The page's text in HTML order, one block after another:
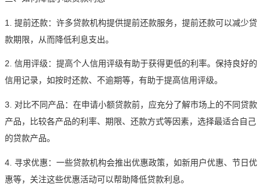
1. 提前还款：许多贷款机构提供提前还款服务，提前还款可以减少贷
款期限，从而降低利息支出。
2. 信用评级：提高个人信用评级有助于获得更低的利率。保持良好的
信用记录，如按时还款、不逾期等，有助于提高信用评级。
3. 对比不同产品：在申请小额贷款前，应充分了解市场上的不同贷款
产品，比较各产品的利率、期限、还款方式等因素，选择最适合自己
的贷款产品。
4. 寻求优惠：一些贷款机构会推出优惠政策，如新用户优惠、节日优
惠等，关注这些优惠活动可以帮助降低贷款利息。